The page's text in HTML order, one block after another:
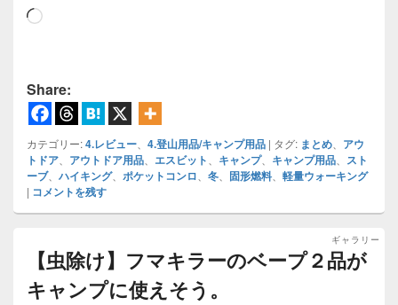
読
み
中…
Share:
カテゴリー:4.レビュー 4.登山用品/キャンプ用品 | タグ: まとめ
アウ
トドア
アウトドア用品 エスビット キャンプ、 キャンプ用品
スト
ーブ、 ハイキング、 ポケットコンロ 冬 固形燃料 軽量ウォーキング
| コメントを残す
【虫除け】フマキラーのベープ２品が
キャンプに使えそう。
ギャラリー